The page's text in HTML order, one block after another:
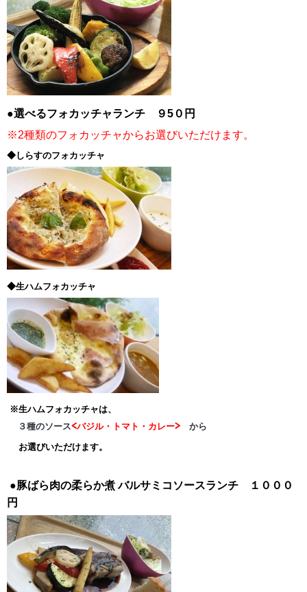
●選べるフォカッチャランチ ９5０円
※2種類のフォカッチャからお選びいただけます。
◆しらすのフォカッチャ
◆生ハムフォカッチャ
※生ハムフォカッチャは、
３種のソース<バジル・トマト・カレー> から
お選びいただけます。
●豚ばら肉の柔らか煮バルサミコソースランチ １０００
円